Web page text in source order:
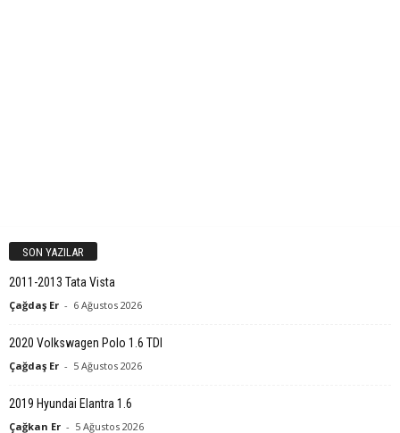
SON YAZILAR
2011-2013 Tata Vista
Çağdaş Er - 6 Ağustos 2026
2020 Volkswagen Polo 1.6 TDI
Çağdaş Er - 5 Ağustos 2026
2019 Hyundai Elantra 1.6
Çağkan Er - 5 Ağustos 2026